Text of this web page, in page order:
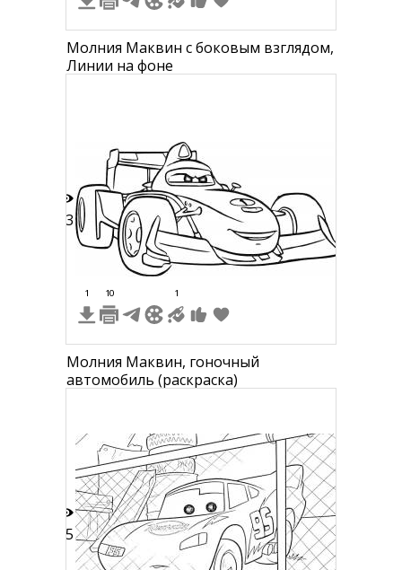
Молния Маквин с боковым взглядом,
Линии на фоне
13
1 10 1
Молния Маквин, гоночный
автомобиль (раскраска)
25